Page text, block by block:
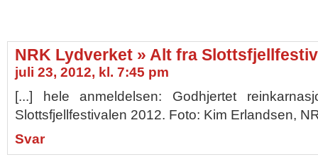
NRK Lydverket » Alt fra
juli 23, 2012, kl. 7:45 pm
[...] hele anmeldelsen: Godhjertet
Slottsfjellfestivalen 2012. Foto: Kim Erlandsen,
Svar